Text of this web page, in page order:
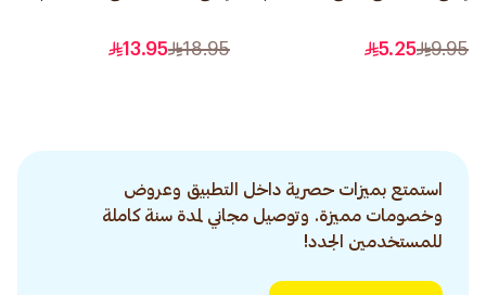
9.95
5.25
18.95
13.95
استمتع بميزات حصرية داخل التطبيق وعروض
وخصومات مميزة. وتوصيل مجاني لمدة سنة كاملة
للمستخدمين الجدد!